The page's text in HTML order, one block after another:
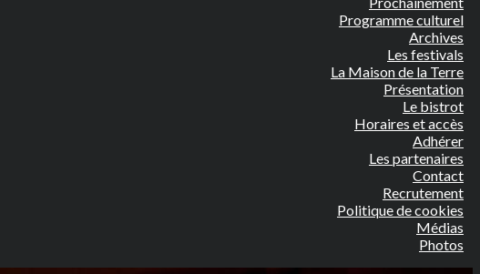
Programme culturel
Archives
Les festivals
La Maison de la Terre
Présentation
Le bistrot
Horaires et accès
Adhérer
Les partenaires
Contact
Recrutement
Politique de cookies
Médias
Photos